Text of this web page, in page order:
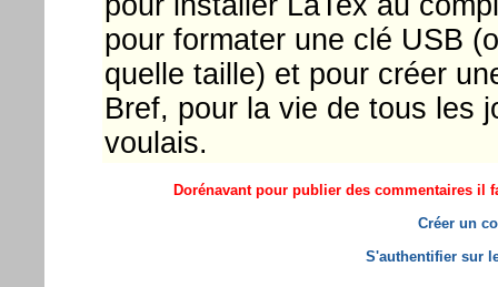
pour formater une clé USB
quelle taille) et pour créer
Bref, pour la vie de tous les
voulais.
Dorénavant pour publier des commentaires il
Créer un
S'authentifier sur